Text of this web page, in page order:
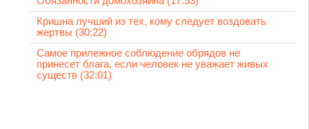
Кришна лучший из тех, кому следует воздовать
жертвы (30:22)
Самое прилежное соблюдение обрядов не
принесет блага, если человек не уважает живых
существ (32:01)